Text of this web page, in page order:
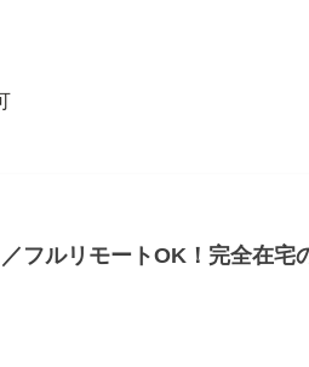
フルリモートOK！完全在宅